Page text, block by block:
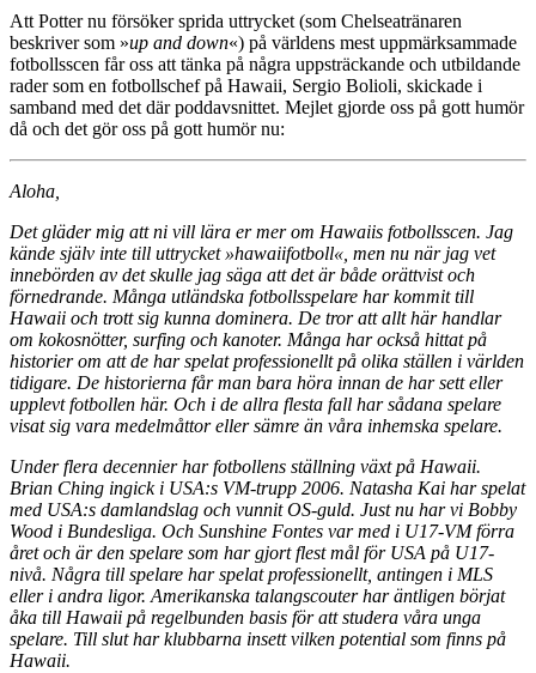
Att Potter nu försöker sprida uttrycket (som Chelseatränaren
beskriver som »up and down«) på världens mest uppmärksammade
fotbollsscen får oss att tänka på några uppsträckande och utbildande
rader som en fotbollschef på Hawaii, Sergio Bolioli, skickade i
samband med det där poddavsnittet. Mejlet gjorde oss på gott humör
då och det gör oss på gott humör nu:
Aloha,
Det gläder mig att ni vill lära er mer om Hawaiis fotbollsscen. Jag
kände själv inte till uttrycket »hawaiifotboll«, men nu när jag vet
innebörden av det skulle jag säga att det är både orättvist och
förnedrande. Många utländska fotbollsspelare har kommit till
Hawaii och trott sig kunna dominera. De tror att allt här handlar
om kokosnötter, surfing och kanoter. Många har också hittat på
historier om att de har spelat professionellt på olika ställen i världen
tidigare. De historierna får man bara höra innan de har sett eller
upplevt fotbollen här. Och i de allra flesta fall har sådana spelare
visat sig vara medelmåttor eller sämre än våra inhemska spelare.
Under flera decennier har fotbollens ställning växt på Hawaii.
Brian Ching ingick i USA:s VM-trupp 2006. Natasha Kai har spelat
med USA:s damlandslag och vunnit OS-guld. Just nu har vi Bobby
Wood i Bundes­liga. Och Sunshine Fontes var med i U17-VM förra
året och är den spelare som har gjort flest mål för USA på U17-
nivå. Några till spelare har spelat professionellt, antingen i MLS
eller i andra ligor. Amerikanska talangscouter har äntligen börjat
åka till Hawaii på regelbunden basis för att studera våra unga
spelare. Till slut har klubbarna insett vilken potential som finns på
Hawaii.